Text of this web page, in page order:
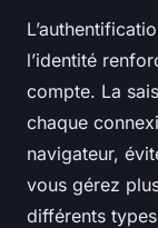
l’identité
compte. La
chaque
navigateur,
vous gérez
différents